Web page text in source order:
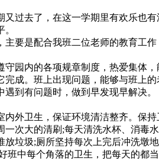
过去了，在这一学期里有欢乐也
要是配合我班二位老师的教育工
园内的各项规章制度，热爱集体
完成。班上出现问题，能够与班上
到有问题时，做到早发现早解决。
外卫生，保证环境清洁整齐。保
次大的清刷;每天清洗水杯、消毒
放垃圾;厕所坚持每次上完后冲洗墩
班中每个角落的卫生，把每天的都